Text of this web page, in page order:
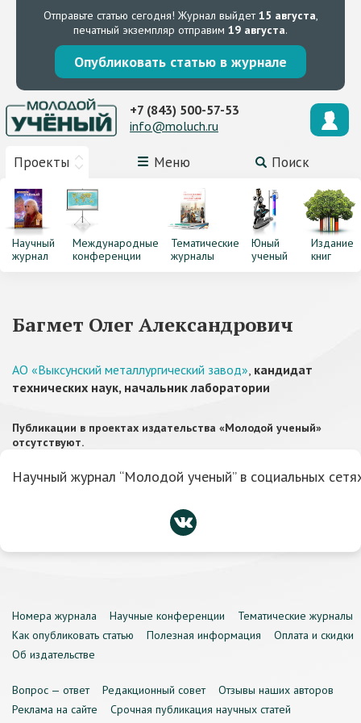
Отправьте статью сегодня! Журнал выйдет15 августа,
печатный экземпляр отправим 19 августа.
Опубликовать статью в журнале
Проекты Меню Поиск
+7 (843) 500-57-53
info@moluch.ru
Научный
журнал
Международные
конференции
Тематические
журналы
Юный
ученый
Издание
книг
Багмет Олег Александрович
АО «Выксунский металлургический завод», кандидат
технических наук, начальник лаборатории
Публикации в проектах издательства «Молодой ученый»
отсутствуют.
Научный журнал “Молодой ученый” в социальных
Номера журнала Научные конференции
Тематические журналы
Как опубликовать статью
Полезная информация
Оплата и скидки
Об издательстве
Вопрос — ответ Редакционный совет
Отзывы наших авторов
Реклама на сайте
Срочная публикация научных статей